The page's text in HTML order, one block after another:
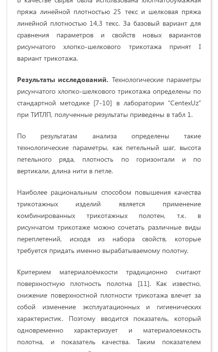
пряжа линейной плотностью 25 текс и шелковая пряжа
линейной плотностью 14,3 текс. За базовый вариант для
сравнения параметров и свойств новых вариантов
рисунчатого хлопко-шелкового трикотажа принят I
вариант трикотажа.
Результаты исследований. Технологические параметры
рисунчатого хлопко-шелкового трикотажа определены по
стандартной методике [7-10] в лаборатории “CentexUz”
при ТИТЛП, полученные результаты приведены в табл 1.
По результатам анализа определены такие
технологические параметры, как петельный шаг, высота
петельного ряда, плотность по горизонтали и по
вертикали, длина нити в петле.
Наиболее рациональным способом повышения качества
трикотажных изделий является применение
комбинированных трикотажных полотен, т.к. в
рисунчатом трикотаже можно сочетать различные виды
переплетений, исходя из набора свойств, которые
требуется придать именно вырабатываемому полотну.
Критерием материалоёмкости традиционно считают
поверхностную плотность полотна [11]. Как известно,
снижение поверхностной плотности трикотажа влечет за
собой изменение эксплуатационных и гигиенических
характеристик. Поэтому вводится показатель, который
одновременно характеризует и материалоемкость
полотна, и показатель качества. Таким показателем